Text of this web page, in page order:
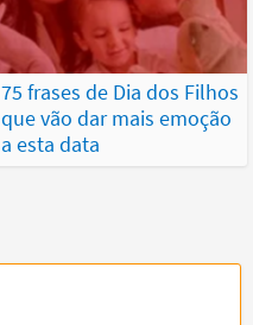
75 frases de Dia dos Filhos
que vão dar mais emoção
a esta data